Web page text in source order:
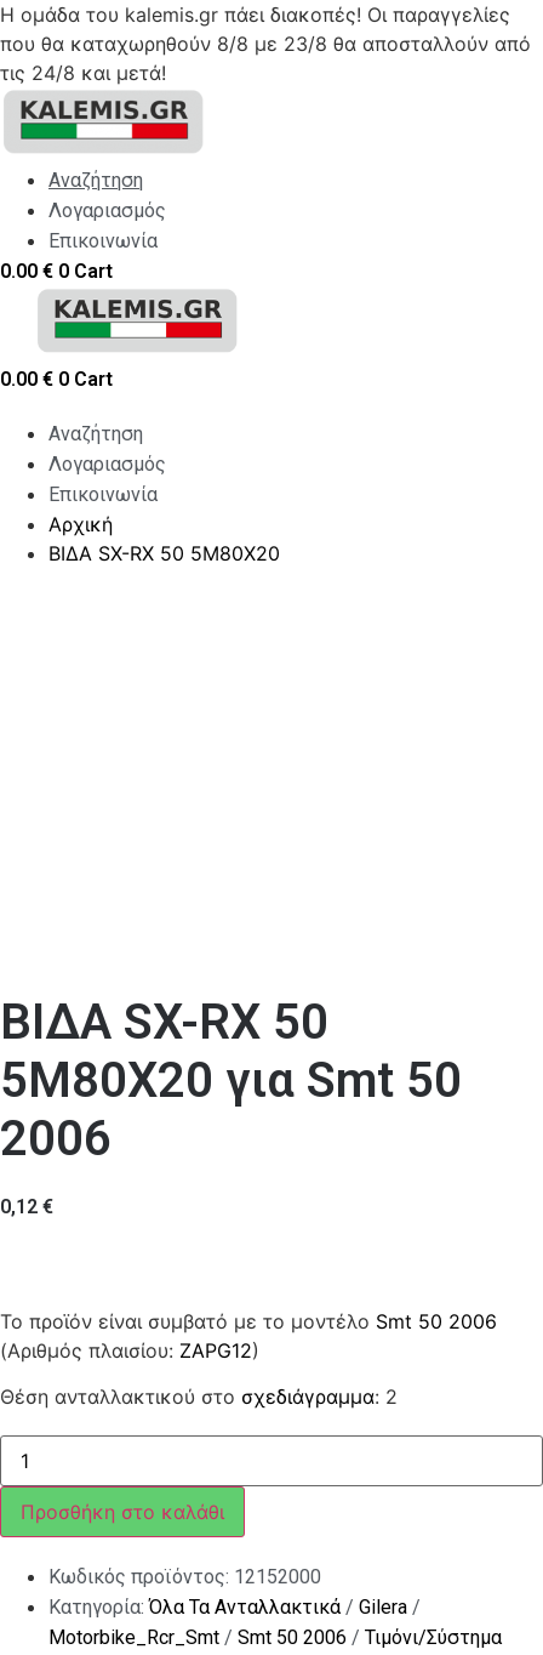
Η ομάδα του kalemis.gr πάει διακοπές! Οι παραγγελίες
που θα καταχωρηθούν 8/8 με 23/8 θα αποσταλλούν από
τις 24/8 και μετά!
Skip
content
Αναζήτηση
Λογαριασμός
Επικοινωνία
0.00 € 0 Cart
0.00 € 0 Cart
Αναζήτηση
Λογαριασμός
Επικοινωνία
Αρχική
ΒΙΔΑ SX-RX 50 5M80X20
ΒΙΔΑ SX-RX 50
5M80X20 για Smt 50
2006
0,12 €
Το προϊόν είναι συμβατό με το μοντέλο Smt 50 2006
(Αριθμός πλαισίου: ZAPG12)
Θέση ανταλλακτικού στο σχεδιάγραμμα: 2
ΒΙΔΑ
SX-
RX
50
5M80X20
ποσότητα
Προσθήκη στο καλάθι
Κωδικός προϊόντος: 12152000
Κατηγορία:Όλα Τα Ανταλλακτικά/ Gilera /
Motorbike_Rcr_Smt / Smt 50 2006 / Τιμόνι/Σύστημα